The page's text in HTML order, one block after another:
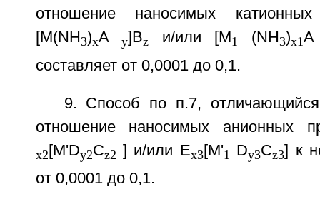
отношение наносимых катионных
[M(NH3)xAу]Bz и/или [M1 (NH3)x1A
составляет от 0,0001 до 0,1.
9. Способ по п.7,
отношение наносимых анионных
x2 [M'Dу2Cz2 ] и/или Ех3[М'1 Dу3Сz3] к
от 0,0001 до 0,1.